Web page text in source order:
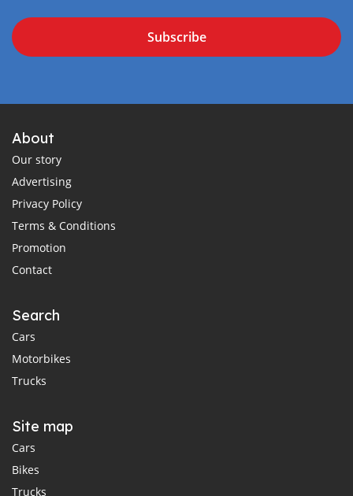
Subscribe
About
Our story
Advertising
Privacy Policy
Terms & Conditions
Promotion
Contact
Search
Cars
Motorbikes
Trucks
Site map
Cars
Bikes
Trucks